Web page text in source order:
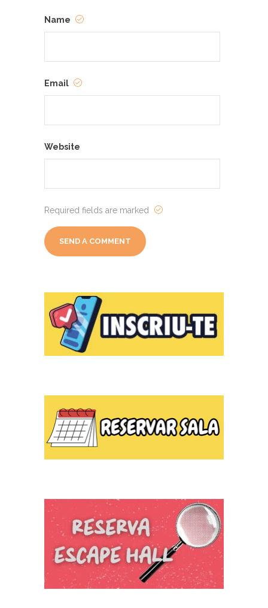
Name
Email
Website
Required fields are marked